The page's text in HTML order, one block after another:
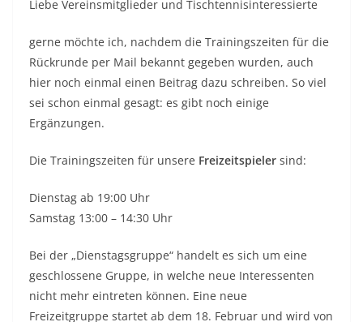
Liebe Vereinsmitglieder und Tischtennisinteressierte
gerne möchte ich, nachdem die Trainingszeiten für die
Rückrunde per Mail bekannt gegeben wurden, auch
hier noch einmal einen Beitrag dazu schreiben. So viel
sei schon einmal gesagt: es gibt noch einige
Ergänzungen.
Die Trainingszeiten für unsere Freizeitspieler sind:
Dienstag ab 19:00 Uhr
Samstag 13:00 – 14:30 Uhr
Bei der „Dienstagsgruppe“ handelt es sich um eine
geschlossene Gruppe, in welche neue Interessenten
nicht mehr eintreten können. Eine neue
Freizeitgruppe startet ab dem 18. Februar und wird von